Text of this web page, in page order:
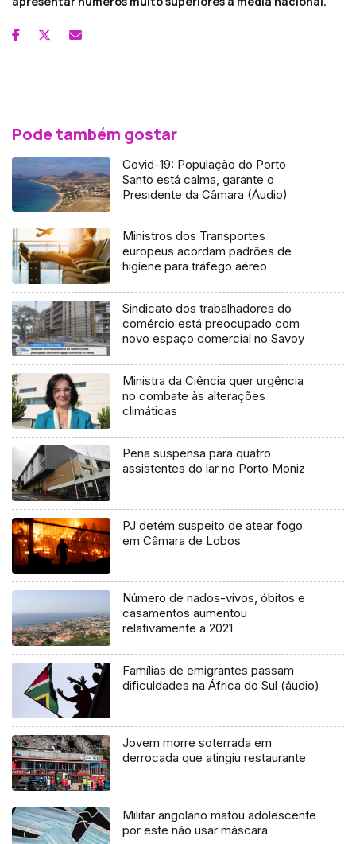
Pode também gostar
Covid-19: População do Porto
Santo está calma, garante o
Presidente da Câmara (Áudio)
Ministros dos Transportes
europeus acordam padrões de
higiene para tráfego aéreo
Sindicato dos trabalhadores do
comércio está preocupado com
novo espaço comercial no Savoy
Ministra da Ciência quer urgência
no combate às alterações
climáticas
Pena suspensa para quatro
assistentes do lar no Porto Moniz
PJ detém suspeito de atear fogo
em Câmara de Lobos
Número de nados-vivos, óbitos e
casamentos aumentou
relativamente a 2021
Famílias de emigrantes passam
dificuldades na África do Sul (áudio)
Jovem morre soterrada em
derrocada que atingiu restaurante
Militar angolano matou adolescente
por este não usar máscara